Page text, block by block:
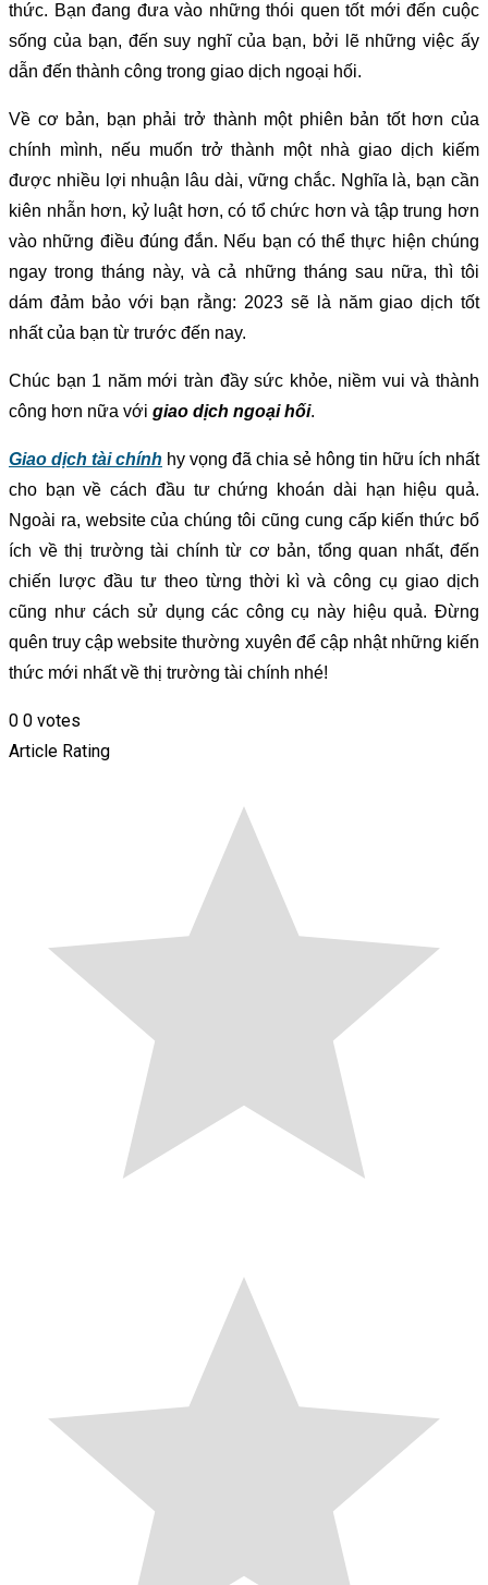
thức. Bạn đang đưa vào những thói quen tốt mới đến cuộc
sống của bạn, đến suy nghĩ của bạn, bởi lẽ những việc ấy
dẫn đến thành công trong giao dịch ngoại hối.
Về cơ bản, bạn phải trở thành một phiên bản tốt hơn của
chính mình, nếu muốn trở thành một nhà giao dịch kiếm
được nhiều lợi nhuận lâu dài, vững chắc. Nghĩa là, bạn cần
kiên nhẫn hơn, kỷ luật hơn, có tổ chức hơn và tập trung hơn
vào những điều đúng đắn. Nếu bạn có thể thực hiện chúng
ngay trong tháng này, và cả những tháng sau nữa, thì tôi
dám đảm bảo với bạn rằng: 2023 sẽ là năm giao dịch tốt
nhất của bạn từ trước đến nay.
Chúc bạn 1 năm mới tràn đầy sức khỏe, niềm vui và thành
công hơn nữa với giao dịch ngoại hối.
Giao dịch tài chính hy vọng đã chia sẻ hông tin hữu ích nhất
cho bạn về cách đầu tư chứng khoán dài hạn hiệu quả.
Ngoài ra, website của chúng tôi cũng cung cấp kiến thức bổ
ích về thị trường tài chính từ cơ bản, tổng quan nhất, đến
chiến lược đầu tư theo từng thời kì và công cụ giao dịch
cũng như cách sử dụng các công cụ này hiệu quả. Đừng
quên truy cập website thường xuyên để cập nhật những kiến
thức mới nhất về thị trường tài chính nhé!
0 0 votes
Article Rating